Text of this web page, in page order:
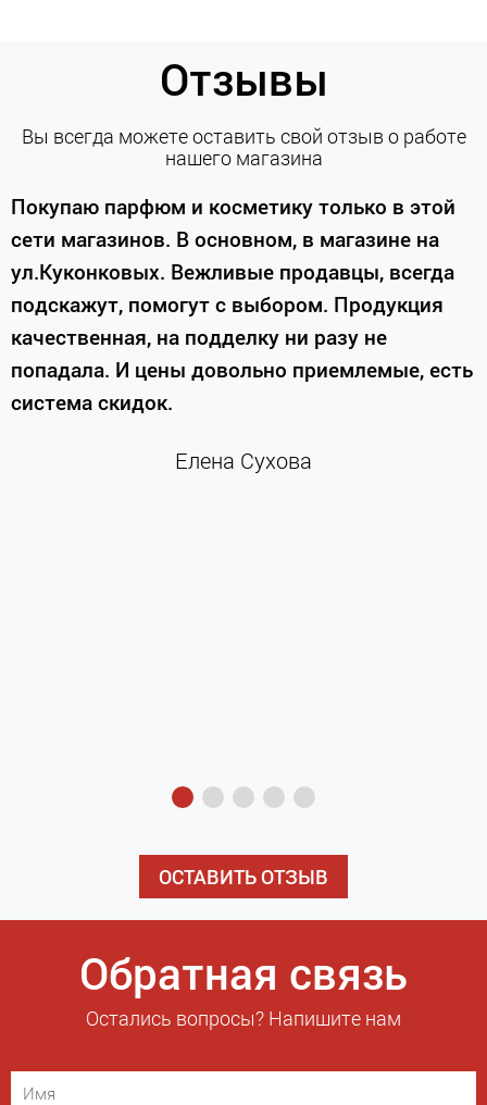
Отзывы
Вы всегда можете оставить свой отзыв о работе
нашего магазина
Покупаю парфюм и косметику только в этой
сети магазинов. В основном, в магазине на
ул.Куконковых. Вежливые продавцы, всегда
подскажут, помогут с выбором. Продукция
качественная, на подделку ни разу не
попадала. И цены довольно приемлемые, есть
система скидок.
Елена Сухова
ОСТАВИТЬ ОТЗЫВ
Обратная связь
Остались вопросы? Напишите нам